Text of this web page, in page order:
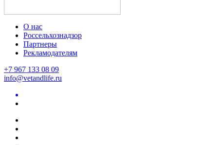
О нас
Россельхознадзор
Партнеры
Рекламодателям
+7 967 133 08 09
info@vetandlife.ru